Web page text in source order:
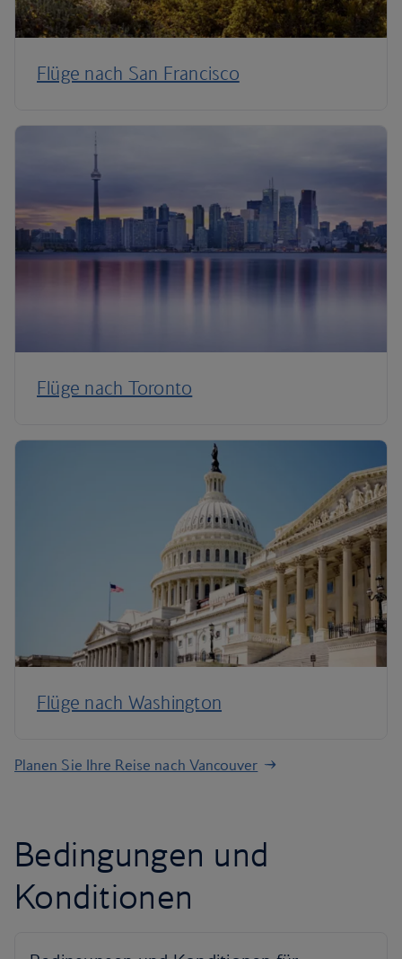
Flüge nach San Francisco
Flüge nach Toronto
Flüge nach Washington
Planen Sie Ihre Reise nach Vancouver
Bedingungen und
Konditionen